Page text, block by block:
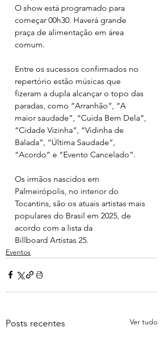
O show está programado para
começar 00h30. Haverá grande
praça de alimentação em área
comum.
Entre os sucessos confirmados no
repertório estão músicas que
fizeram a dupla alcançar o topo das
paradas, como “Arranhão”, “A
maior saudade”, “Cuida Bem Dela”,
“Cidade Vizinha”, “Vidinha de
Balada”, “Última Saudade”,
“Acordo” e “Evento Cancelado”.
Os irmãos nascidos em
Palmeirópolis, no interior do
Tocantins, são os atuais artistas mais
populares do Brasil em 2025, de
acordo com a lista da
Billboard Artistas 25.
Eventos
Posts recentes Ver tudo